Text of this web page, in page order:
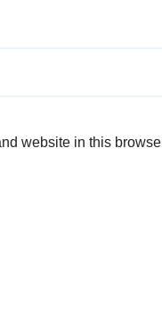
website in this